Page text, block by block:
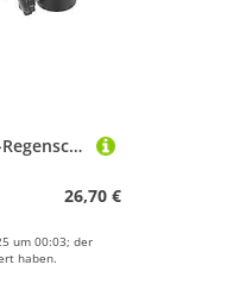
Ujjdwiurgh Terrassen-Regenschirmhalter, Robuster Schirmst?nder f¨¹r Gel?nder oder Deck in Terrasse und Innenhof
26,70 €
um 00:03; der
haben.